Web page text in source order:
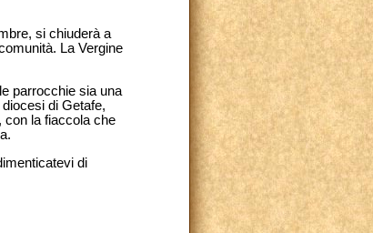
si chiuderà a
La Vergine
parrocchie sia una
di Getafe,
con la fiaccola che
di